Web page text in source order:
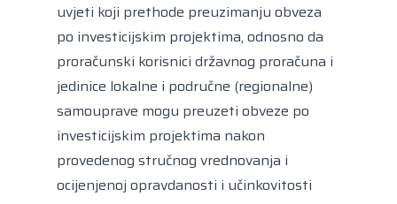
uvjeti koji prethode preuzimanju obveza
po investicijskim projektima, odnosno da
proračunski korisnici državnog proračuna i
jedinice lokalne i područne (regionalne)
samouprave mogu preuzeti obveze po
investicijskim projektima nakon
provedenog stručnog vrednovanja i
ocijenjenoj opravdanosti i učinkovitosti